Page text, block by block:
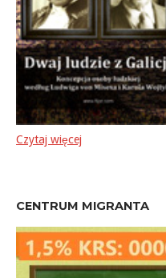
Czytaj więcej
CENTRUM MIGRANTA